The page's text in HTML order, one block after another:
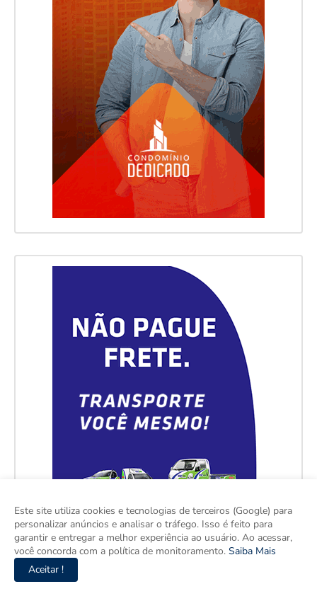
Este site utiliza cookies e tecnologias de terceiros (Google) para
personalizar anúncios e analisar o tráfego. Isso é feito para
garantir e entregar a melhor experiência ao usuário. Ao acessar,
você concorda com a política de monitoramento. Saiba Mais
Aceitar !